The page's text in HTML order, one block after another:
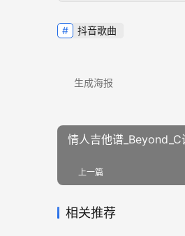
抖音歌曲
生成海报
情人吉他谱
上一篇
相关推荐